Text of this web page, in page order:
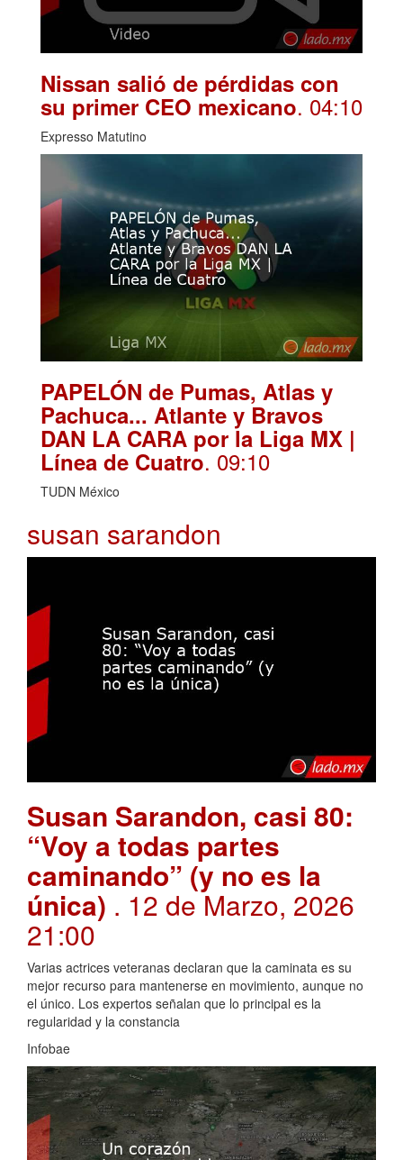
Nissan salió de pérdidas con
su primer CEO mexicano. 04:10
Expresso Matutino
PAPELÓN de Pumas, Atlas y
Pachuca... Atlante y Bravos
DAN LA CARA por la Liga MX |
Línea de Cuatro. 09:10
TUDN México
susan sarandon
Susan Sarandon, casi 80:
“Voy a todas partes
caminando” (y no es la
única) . 12 de Marzo, 2026
21:00
Varias actrices veteranas declaran que la caminata es su
mejor recurso para mantenerse en movimiento, aunque no
el único. Los expertos señalan que lo principal es la
regularidad y la constancia
Infobae